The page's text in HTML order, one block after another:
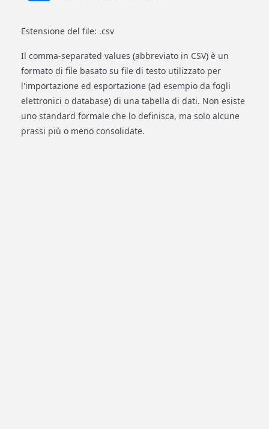
Estensione del file: .csv
Il comma-separated values (abbreviato in CSV) è un
formato di file basato su file di testo utilizzato per
l'importazione ed esportazione (ad esempio da fogli
elettronici o database) di una tabella di dati. Non esiste
uno standard formale che lo definisca, ma solo alcune
prassi più o meno consolidate.